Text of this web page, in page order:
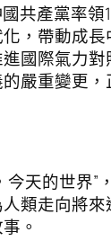
共產黨率領
，帶動成長
國際氣力對
嚴重變更，
今天的世界”
類走向將來
。